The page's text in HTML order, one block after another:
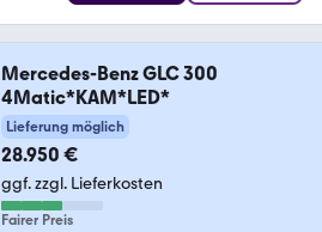
Mercedes-Benz GLC 300
4Matic*KAM*LED*
Lieferung möglich
28.950 €
ggf. zzgl. Lieferkosten
Fairer Preis